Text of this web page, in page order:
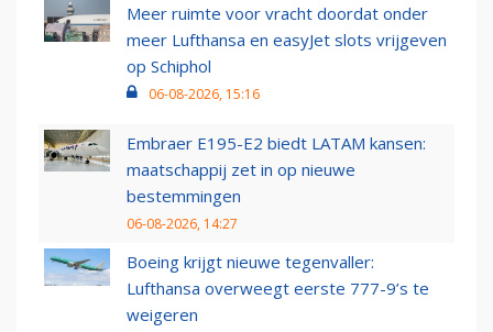
Meer ruimte voor vracht doordat onder
meer Lufthansa en easyJet slots vrijgeven
op Schiphol
06-08-2026, 15:16
Embraer E195-E2 biedt LATAM kansen:
maatschappij zet in op nieuwe
bestemmingen
06-08-2026, 14:27
Boeing krijgt nieuwe tegenvaller:
Lufthansa overweegt eerste 777-9’s te
weigeren